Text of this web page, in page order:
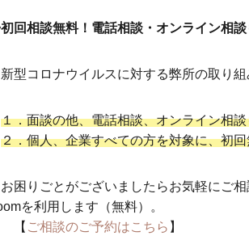
回相談無料！電話相談・オンライン相談
新型コロナウイルスに対する弊所の取り
１．面談の他、電話相談、オンライン相
２．個人、企業すべての方を対象に、初
お困りごとがございましたらお気軽にご
を利用します（無料）。
【 ご相談のご予約はこちら 】